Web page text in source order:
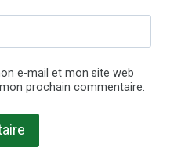
e-mail et mon site web
prochain commentaire.